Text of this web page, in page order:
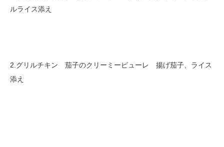
ルライス添え
2.グリルチキン 茄子のクリーミーピューレ 揚げ茄子、ライス
添え